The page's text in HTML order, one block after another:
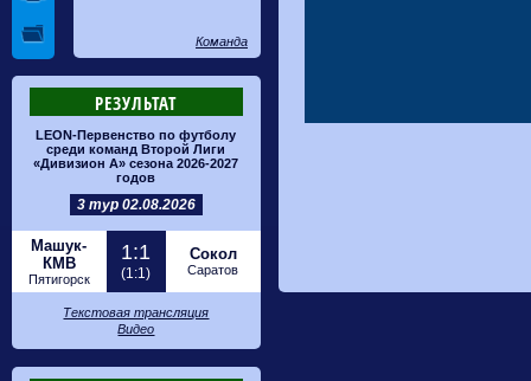
Команда
РЕЗУЛЬТАТ
LEON-Первенство по футболу
среди команд Второй Лиги
«Дивизион А» сезона 2026-2027
годов
3 тур 02.08.2026
Машук-
КМВ
Пятигорск
1:1
(1:1)
Сокол
Саратов
Текстовая трансляция
Видео